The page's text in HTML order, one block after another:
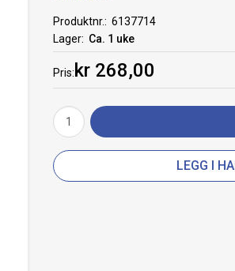
Produktnr.
6137714
Lager
Ca. 1 uke
Pris kr 268,00
LEGG I